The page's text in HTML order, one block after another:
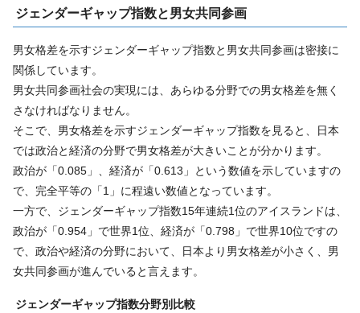
ジェンダーギャップ指数と男女共同参画
男女格差を示すジェンダーギャップ指数と男女共同参画は密接に
関係しています。
男女共同参画社会の実現には、あらゆる分野での男女格差を無く
さなければなりません。
そこで、男女格差を示すジェンダーギャップ指数を見ると、日本
では政治と経済の分野で男女格差が大きいことが分かります。
政治が「0.085」、経済が「0.613」という数値を示していますの
で、完全平等の「1」に程遠い数値となっています。
一方で、ジェンダーギャップ指数15年連続1位のアイスランドは、
政治が「0.954」で世界1位、経済が「0.798」で世界10位ですの
で、政治や経済の分野において、日本より男女格差が小さく、男
女共同参画が進んでいると言えます。
ジェンダーギャップ指数分野別比較